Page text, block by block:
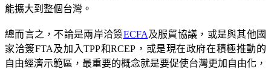
能擴大到整個台灣。
總而言之，不論是兩岸洽簽ECFA及服貿協議，或是與其他國
家洽簽FTA及加入TPP和RCEP，或是現在政府在積極推動的
自由經濟示範區，最重要的概念就是要促使台灣更加自由化，